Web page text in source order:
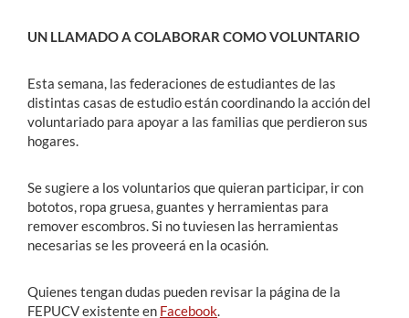
UN LLAMADO A COLABORAR COMO VOLUNTARIO
Esta semana, las federaciones de estudiantes de las
distintas casas de estudio están coordinando la acción del
voluntariado para apoyar a las familias que perdieron sus
hogares.
Se sugiere a los voluntarios que quieran participar, ir con
bototos, ropa gruesa, guantes y herramientas para
remover escombros. Si no tuviesen las herramientas
necesarias se les proveerá en la ocasión.
Quienes tengan dudas pueden revisar la página de la
FEPUCV existente en Facebook.